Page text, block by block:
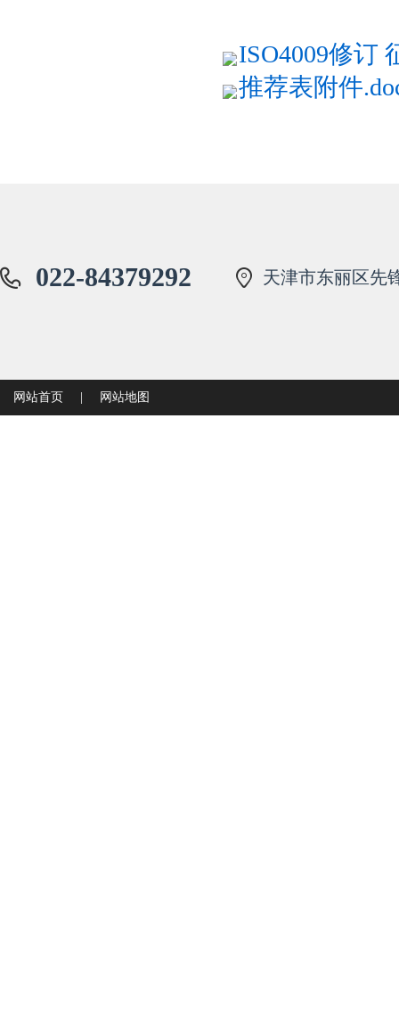
ISO4009修订
推荐表附件
022-84379292 天津市东丽区先
网站首页 网站地图